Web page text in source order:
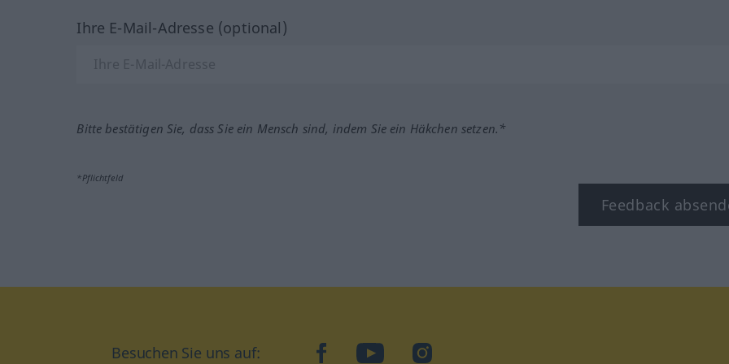
Ihre E-Mail-Adresse (optional)
Bitte bestätigen Sie, dass Sie ein Mensch sind, indem Sie ein Häkchen setzen.*
*Pflichtfeld
Feedback
Besuchen Sie uns auf: facebookYouTubeInstagram